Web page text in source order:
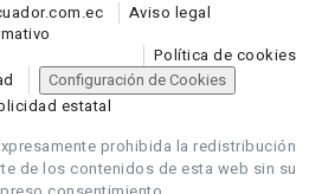
Aviso legal
Política de cookies
Configuración de Cookies
estatal
prohibida la redistribución
de los contenidos de esta web sin su